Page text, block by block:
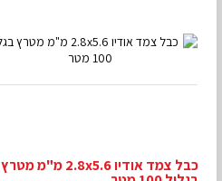
כבל צמד אודיו 2.8x5.6 מ"מ מטרץ